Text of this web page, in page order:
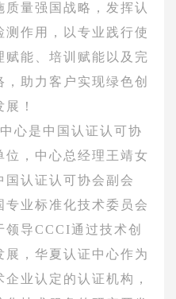
质量强国战略，发挥认
测作用，以专业践行使
赋能、培训赋能以及完
，助力客户实现绿色创
！
心是中国认证认可协
位，中心总经理王靖女
国认证认可协会副会
专业标准化技术委员会
领导CCCI通过技术创
展，华夏认证中心作为
业认定的认证机构，